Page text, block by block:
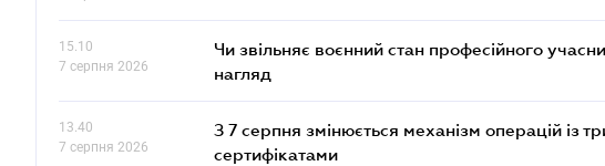
15.10
7 серпня 2026
Чи звільняє воєнний стан професійного
нагляд
13.40
7 серпня 2026
З 7 серпня змінюється механізм операцій із
сертифікатами